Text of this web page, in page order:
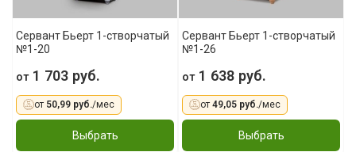
Сервант Бьерт 1-створчатый
№1-20
от1 703 руб.
от 50,99 руб./мес
Выбрать
Сервант Бьерт 1-створчатый
№1-26
от1 638 руб.
от49,05 руб./мес
Выбрать